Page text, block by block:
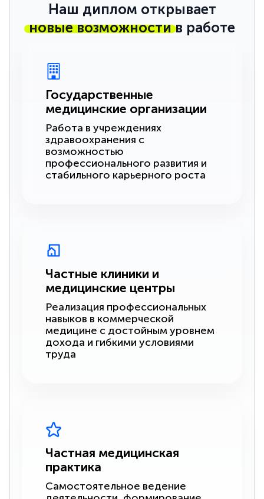
Наш диплом открывает
новые возможностив работе
Государственные
медицинские организации
Работа в учреждениях
здравоохранения с
возможностью
профессионального развития и
стабильного карьерного роста
Частные клиники и
медицинские центры
Реализация профессиональных
навыков в коммерческой
медицине с достойным уровнем
дохода и гибкими условиями
труда
Частная медицинская
практика
Самостоятельное ведение